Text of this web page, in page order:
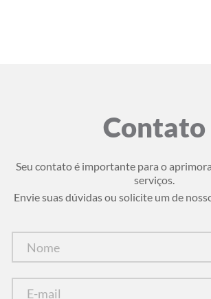
Contato
Seu contato é importante para o
serviços.
Envie suas dúvidas ou solicite um de